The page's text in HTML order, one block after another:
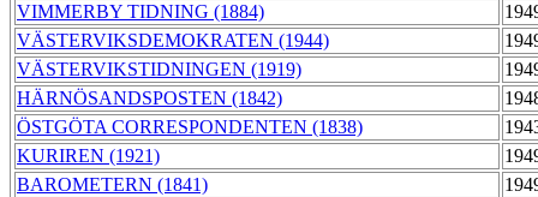
VIMMERBY TIDNING (1884)
VÄSTERVIKSDEMOKRATEN (1944)
VÄSTERVIKSTIDNINGEN (1919)
HÄRNÖSANDSPOSTEN (1842)
ÖSTGÖTA CORRESPONDENTEN (1838)
KURIREN (1921)
BAROMETERN (1841)